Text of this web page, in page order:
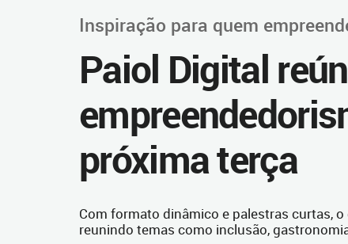
Inspiração para quem
Paiol Digital
próxima terça
Com formato dinâmico e palestras curtas,
reunindo temas como inclusão,